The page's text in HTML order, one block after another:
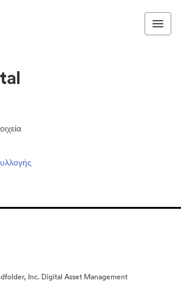
Inc. Digital Asset Management